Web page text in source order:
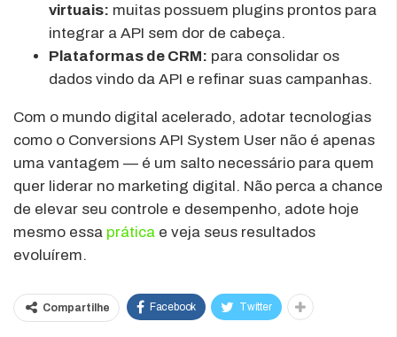
virtuais: muitas possuem plugins prontos para
integrar a API sem dor de cabeça.
Plataformas de CRM: para consolidar os
dados vindo da API e refinar suas campanhas.
Com o mundo digital acelerado, adotar tecnologias
como o Conversions API System User não é apenas
uma vantagem — é um salto necessário para quem
quer liderar no marketing digital. Não perca a chance
de elevar seu controle e desempenho, adote hoje
mesmo essa prática e veja seus resultados
evoluírem.
Compartilhe Facebook Twitter